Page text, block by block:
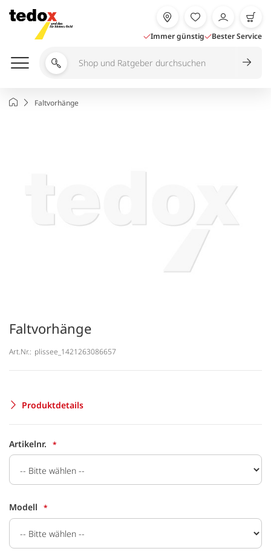
Inhalt
springen
Immer günstig Bester Service
Shop
durchsuchen
StartseiteFaltvorhänge
Faltvorhänge
Art.Nr.: plissee_1421263086657
Produktdetails
Artikelnr.
Modell